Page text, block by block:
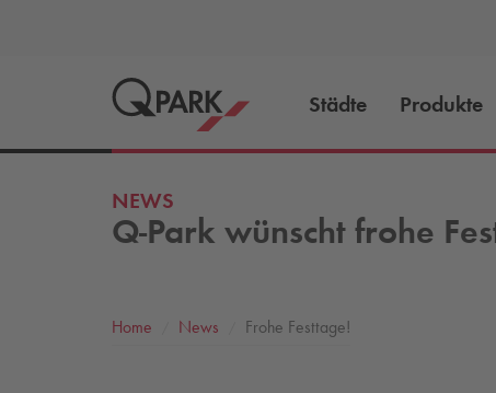
Städte Produkte
NEWS
Q-Park wünscht frohe
Home News Frohe Festtage!